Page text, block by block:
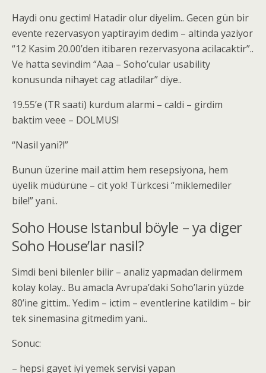
Haydi onu gectim! Hatadir olur diyelim.. Gecen gün bir
evente rezervasyon yaptirayim dedim – altinda yaziyor
“12 Kasim 20.00’den itibaren rezervasyona acilacaktir”..
Ve hatta sevindim “Aaa – Soho’cular usability
konusunda nihayet cag atladilar” diye..
19.55’e (TR saati) kurdum alarmi – caldi – girdim
baktim veee – DOLMUS!
“Nasil yani?!”
Bunun üzerine mail attim hem resepsiyona, hem
üyelik müdürüne – cit yok! Türkcesi “miklemediler
bile!” yani..
Soho House Istanbul böyle – ya diger
Soho House’lar nasil?
Simdi beni bilenler bilir – analiz yapmadan delirmem
kolay kolay.. Bu amacla Avrupa’daki Soho’larin yüzde
80’ine gittim.. Yedim – ictim – eventlerine katildim – bir
tek sinemasina gitmedim yani..
Sonuc:
– hepsi gayet iyi yemek servisi yapan